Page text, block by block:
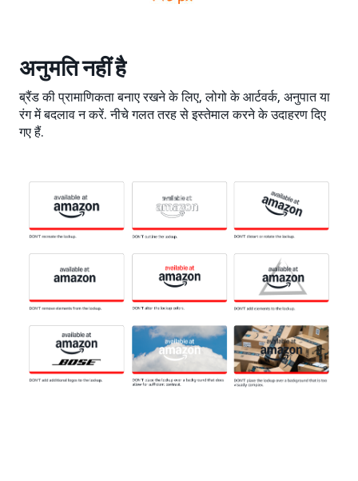
अनुमति नहीं है
ब्रैंड की प्रामाणिकता बनाए रखने के लिए, लोगो के आर्टवर्क, अनुपात या
रंग में बदलाव न करें. नीचे गलत तरह से इस्तेमाल करने के उदाहरण दिए
गए हैं.